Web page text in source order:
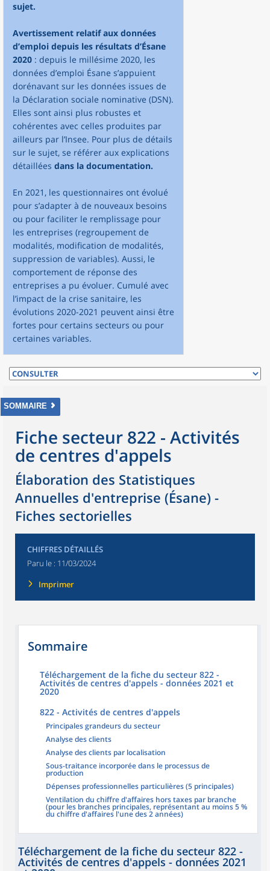
sujet.
Avertissement relatif aux données
d’emploi depuis les résultats d’Ésane
2020 : depuis le millésime 2020, les
données d’emploi Ésane s’appuient
dorénavant sur les données issues de
la Déclaration sociale nominative (DSN).
Elles sont ainsi plus robustes et
cohérentes avec celles produites par
ailleurs par l’Insee. Pour plus de détails
sur le sujet, se référer aux explications
détaillées dans la documentation.
En 2021, les questionnaires ont évolué
pour s’adapter à de nouveaux besoins
ou pour faciliter le remplissage pour
les entreprises (regroupement de
modalités, modification de modalités,
suppression de variables). Aussi, le
comportement de réponse des
entreprises a pu évoluer. Cumulé avec
l’impact de la crise sanitaire, les
évolutions 2020-2021 peuvent ainsi être
fortes pour certains secteurs ou pour
certaines variables.
SOMMAIRE
Fiche secteur 822 - Activités
de centres d'appels
Élaboration des Statistiques
Annuelles d'entreprise (Ésane) -
Fiches sectorielles
CHIFFRES DÉTAILLÉS
Paru le : 11/03/2024
Imprimer
Sommaire
Téléchargement de la fiche du secteur 822 -
Activités de centres d'appels - données 2021 et
2020
822 - Activités de centres d'appels
Principales grandeurs du secteur
Analyse des clients
Analyse des clients par localisation
Sous-traitance incorporée dans le processus de
production
Dépenses professionnelles particulières (5 principales)
Ventilation du chiffre d'affaires hors taxes par branche
(pour les branches principales, représentant au moins 5 %
du chiffre d'affaires l'une des 2 années)
Téléchargement de la fiche du secteur 822 -
Activités de centres d'appels - données 2021